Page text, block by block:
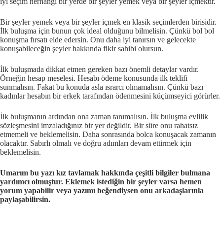
Bir şeyler yemek veya bir şeyler içmek en klasik seçimlerden birisidir.
İlk buluşma için bunun çok ideal olduğunu bilmelisin. Çünkü bol bol
konuşma fırsatı elde edersin. Onu daha iyi tanırsın ve gelecekte
konuşabileceğin şeyler hakkında fikir sahibi olursun.
İlk buluşmada dikkat etmen gereken bazı önemli detaylar vardır.
Örneğin hesap meselesi. Hesabı ödeme konusunda ilk teklifi
sunmalısın. Fakat bu konuda asla ısrarcı olmamalısın. Çünkü bazı
kadınlar hesabın bir erkek tarafından ödenmesini küçümseyici görürler.
İlk buluşmanın ardından ona zaman tanımalısın. İlk buluşma evlilik
sözleşmesini imzaladığınız bir yer değildir. Bir süre onu rahatsız
etmemeli ve beklemelisin. Daha sonrasında bolca konuşacak zamanın
olacaktır. Sabırlı olmalı ve doğru adımları devam ettirmek için
beklemelisin.
Umarım bu yazı kız tavlamak hakkında çeşitli bilgiler bulmana
yardımcı olmuştur. Eklemek istediğin bir şeyler varsa hemen
yorum yapabilir veya yazımı beğendiysen onu arkadaşlarınla
paylaşabilirsin.